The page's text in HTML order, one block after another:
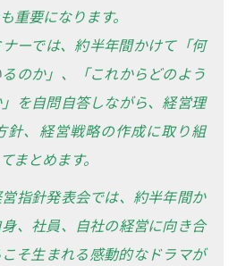
重要になります。
ーでは、約半年間かけて「何
のか」、「これからどのよう
を自問自答しながら、経営理
針、経営戦略の作成に取り組
まとめます。
指針発表会では、約半年間か
、社員、自社の経営に向き合
そ生まれる感動的なドラマが